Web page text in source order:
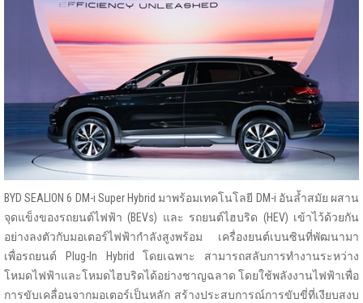
BYD SEALION 6 DM-i Super Hybrid มาพร้อมเทคโนโลยี DM-i อันล้ำสมัย ผสาน
จุดแข็งของรถยนต์ไฟฟ้า (BEVs) และ รถยนต์ไฮบริด (HEV) เข้าไว้ด้วยกัน
อย่างลงตัวกับมอเตอร์ไฟฟ้ากำลังสูงพร้อม เครื่องยนต์เบนซินที่พัฒนามา
เพื่อรถยนต์ Plug-In Hybrid โดยเฉพาะ สามารถสลับการทำงานระหว่าง
โหมดไฟฟ้าและโหมดไฮบริดได้อย่างชาญฉลาด โดยใช้พลังงานไฟฟ้าเพื่อ
การขับเคลื่อนจากมอเตอร์เป็นหลัก สร้างประสบการณ์การขับขี่ที่เงียบสงบ